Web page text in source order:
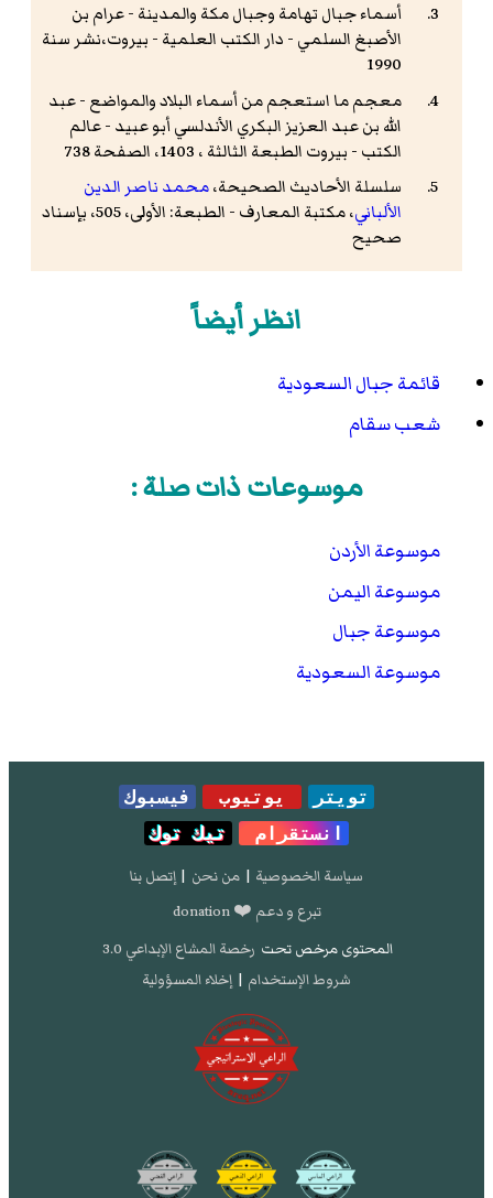
أسماء جبال تهامة وجبال مكة والمدينة - عرام بن
الأصبغ السلمي - دار الكتب العلمية - بيروت،نشر سنة
1990
معجم ما استعجم من أسماء البلاد والمواضع - عبد
الله بن عبد العزيز البكري الأندلسي أبو عبيد - عالم
الكتب - بيروت الطبعة الثالثة ، 1403، الصفحة 738
سلسلة الأحاديث الصحيحة،محمد ناصر الدين
الألباني
، مكتبة المعارف - الطبعة: الأولى، 505، بإسناد
صحيح
انظر أيضاً
قائمة جبال السعودية
شعب سقام
موسوعات ذات صلة :
موسوعة الأردن
موسوعة اليمن
موسوعة جبال
موسوعة السعودية
تويتر يوتيوب
فيسبوك
انستقرام
تيك توك
سياسة الخصوصية | من نحن | إتصل بنا
تبرع و دعم ❤️ donation
المحتوى مرخص تحت رخصة المشاع الإبداعي 3.0
شروط الإستخدام | إخلاء المسؤولية